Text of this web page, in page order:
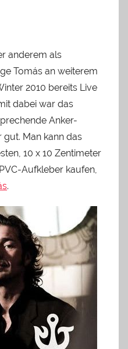
anderem als
Tomás an weiterem
2010 bereits Live
dabei war das
Anker-
Man kann das
10 x 10 Zentimeter
Aufkleber kaufen,
.